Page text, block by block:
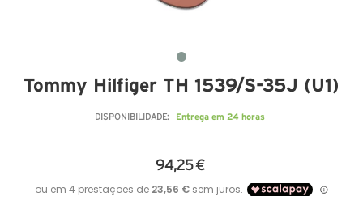
Tommy Hilfiger TH 1539/S-35J (U1)
DISPONIBILIDADE: Entrega em 24 horas
94,25 €